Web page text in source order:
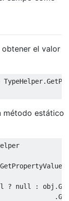
obtener el valor
TypeHelper.
método estático
GetPropertyValue
? null : obj .
.